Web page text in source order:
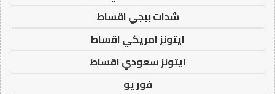
شدات ببجي اقساط
ايتونز امريكي اقساط
ايتونز سعودي اقساط
فور يو